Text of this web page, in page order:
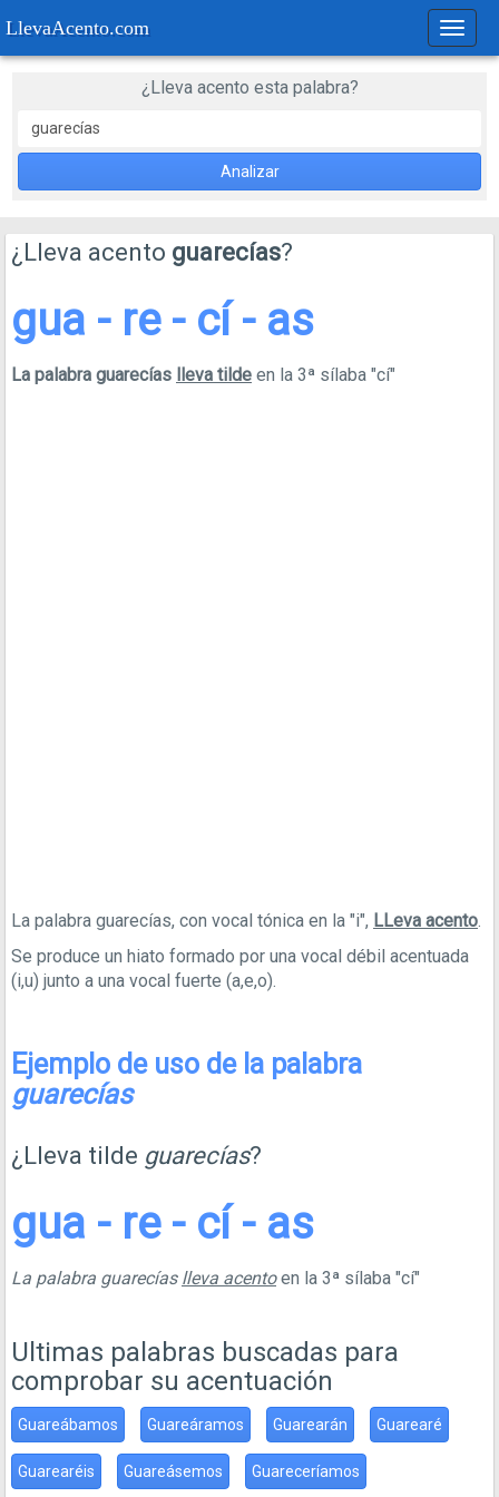
LlevaAcento.com
de
¿Lleva acento esta palabra?
Analizar
¿Lleva acento guarecías?
gua - re - cí - as
La palabra guarecías lleva tilde en la 3ª sílaba "cí"
La palabra guarecías, con vocal tónica en la "i", LLeva acento.
Se produce un hiato formado por una vocal débil acentuada
(i,u) junto a una vocal fuerte (a,e,o).
Ejemplo de uso de la palabra
guarecías
¿Lleva tilde guarecías?
gua - re - cí - as
La palabra guarecías lleva acentoen la 3ª sílaba "cí"
Ultimas palabras buscadas para
comprobar su acentuación
Guareábamos Guareáramos Guarearán Guarearé
Guarearéis Guareásemos Guareceríamos